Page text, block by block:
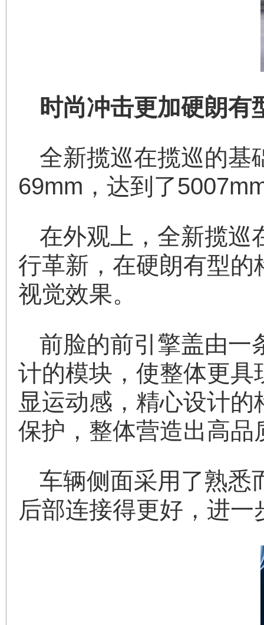
时尚冲击更加硬朗有
全新揽巡在揽巡的基
69mm，达到了
在外观上，全新揽巡
行革新，在硬朗有型
视觉效果。
前脸的前引擎盖由一
计的模块，使整体更
显运动感，精心设计
保护，整体营造出高品
车辆侧面采用了熟悉
后部连接得更好，进